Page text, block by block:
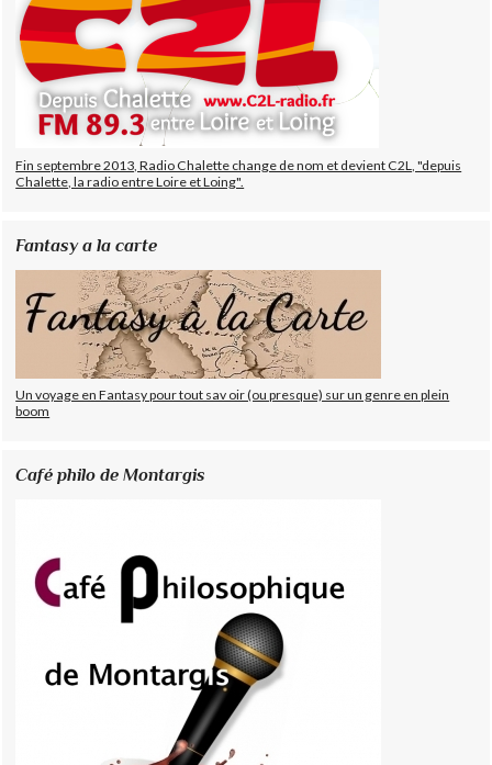
Fin septembre 2013, Radio Chalette change de nom et devient C2L, "depuis
Chalette, la radio entre Loire et Loing".
Fantasy a la carte
Un voyage en Fantasy pour tout sav oir (ou presque) sur un genre en plein
boom
Café philo de Montargis